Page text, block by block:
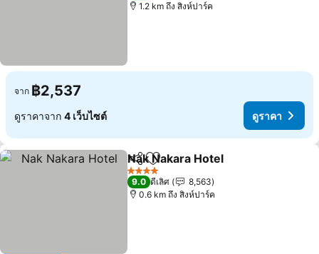
1.2 km ถึง สิงห์ปาร์ค
จาก ฿2,537
ดูราคาจาก 4 เว็บไซต์ ดูราคา
แชร์ เพิ่มในรายการโปรด
Nak Nakara Hotel
4 ดาว
9.0 ดีเลิศ
8,563
0.6 km ถึง สิงห์ปาร์ค